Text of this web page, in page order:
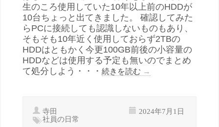
生のころ使用していた10年以上前のHDDが
10台ちょっと出てきました。 確認してみた
らPCに接続しても認識しないものもあり、
そもそも10年近く使用しておらず2TBの
HDDはともかく今更100GB前後の小容量の
HDDなどは使用する予定も無いのでまとめ
て処分しよう・・・ 続きを読む →
寺田 2024年7月1日
社員の日常